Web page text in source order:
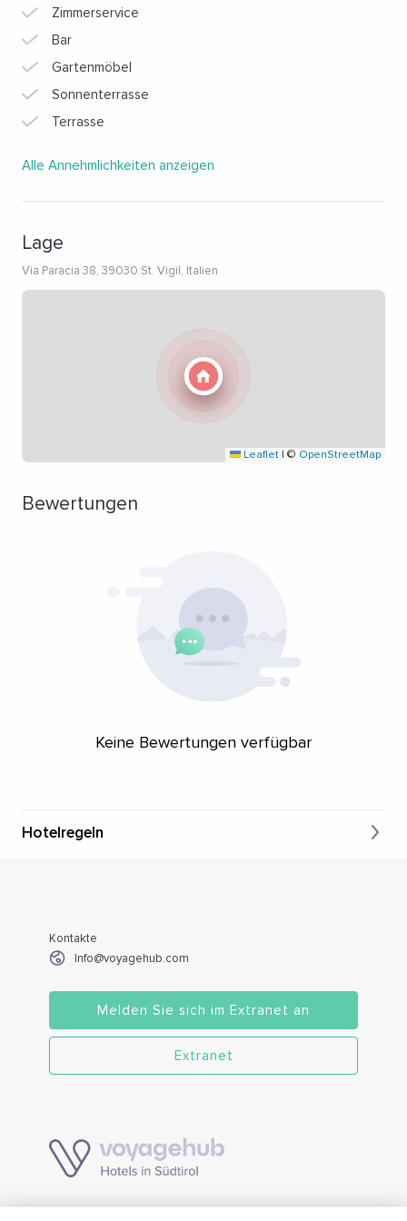
Zimmerservice
Bar
Gartenmöbel
Sonnenterrasse
Terrasse
Alle Annehmlichkeiten anzeigen
Lage
Via Paracia 38, 39030 St. Vigil, Italien
Leaflet | © OpenStreetMap
Bewertungen
Keine Bewertungen verfügbar
Hotelregeln
Kontakte
Info@voyagehub.com
Melden Sie sich im Extranet an
Extranet